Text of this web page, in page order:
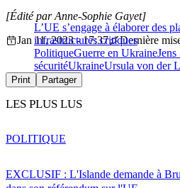
L’UE s’engage à élaborer des
infrastructures critiques
[Édité par Anne-Sophie Gayet]
Jan 11, 2023 - 17:37
Dernière
PolitiqueGuerre en Ukraine
sécuritéUkraineUrsula von der
Print Partager
LES PLUS LUS
EXCLUSIF : L'Islande demande à
POLITIQUE